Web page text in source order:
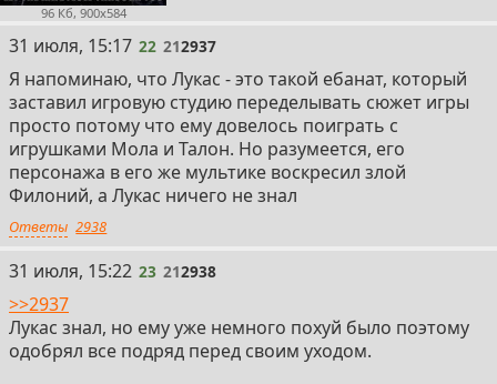
96 Кб, 900x584
22
31 июля, 15:17 22 212937
Я напоминаю, что Лукас - это такой ебанат, который
заставил игровую студию переделывать сюжет игры
просто потому что ему довелось поиграть с
игрушками Мола и Талон. Но разумеется, его
персонажа в его же мультике воскресил злой
Филоний, а Лукас ничего не знал
Ответы 2938
23
31 июля, 15:22 23 212938
>>2937
Лукас знал, но ему уже немного похуй было поэтому
одобрял все подряд перед своим уходом.